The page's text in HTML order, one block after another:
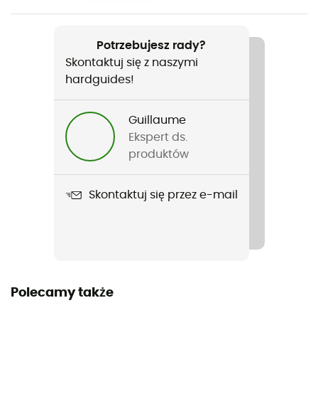
Nazwa produktu
7075 Aluminium T6
Długość po rozłożeniu
Potrzebujesz rady?
Skontaktuj się z naszymi
hardguides!
Guillaume
Ekspert ds.
produktów
Skontaktuj się przez e-mail
Polecamy także